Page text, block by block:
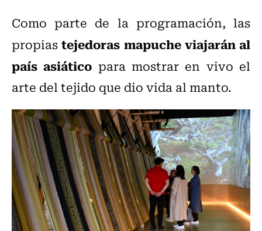
Como parte de la programación, las
propiastejedoras mapuche viajarán al
país asiático para mostrar en vivo el
arte del tejido que dio vida al manto.